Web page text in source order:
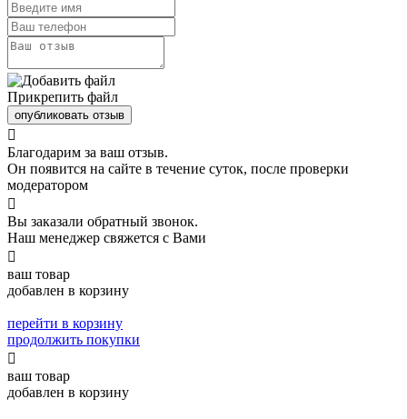
Прикрепить файл
опубликовать отзыв

Благодарим за ваш отзыв.
Он появится на сайте в течение суток, после проверки
модератором

Вы заказали обратный звонок.
Наш менеджер свяжется с Вами

ваш товар
добавлен в корзину
перейти в корзину
продолжить покупки

ваш товар
добавлен в корзину